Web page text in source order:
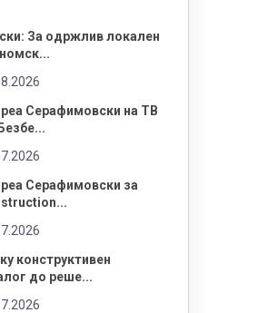
За одржлив локален
Серафимовски на ТВ
Серафимовски за
конструктивен
до реше...